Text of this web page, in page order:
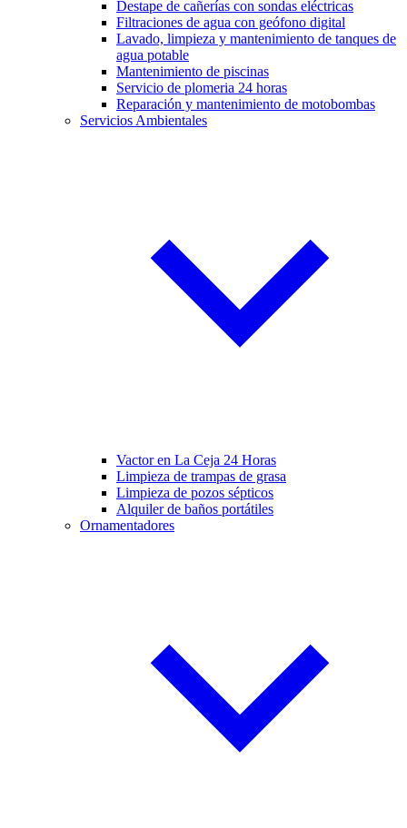
Destape de cañerías con sondas eléctricas
Filtraciones de agua con geófono digital
Lavado, limpieza y mantenimiento de tanques de
agua potable
Mantenimiento de piscinas
Servicio de plomeria 24 horas
Reparación y mantenimiento de motobombas
Servicios Ambientales
Vactor en La Ceja 24 Horas
Limpieza de trampas de grasa
Limpieza de pozos sépticos
Alquiler de baños portátiles
Ornamentadores